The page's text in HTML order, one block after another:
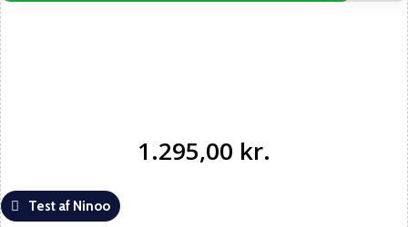
1.295,00 kr.
Test af Ninoo